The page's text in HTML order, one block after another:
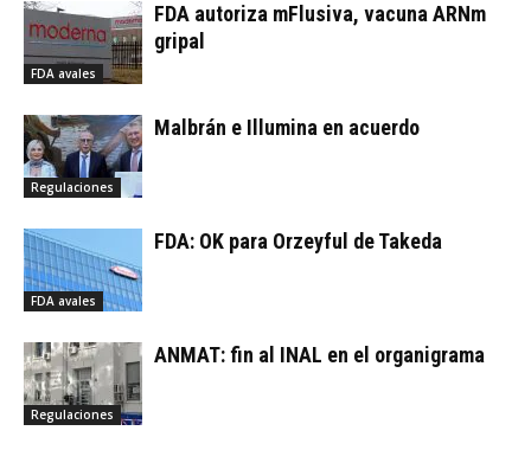
FDA avales
FDA autoriza mFlusiva, vacuna ARNm
gripal
Regulaciones
Malbrán e Illumina en acuerdo
FDA avales
FDA: OK para Orzeyful de Takeda
Regulaciones
ANMAT: fin al INAL en el organigrama